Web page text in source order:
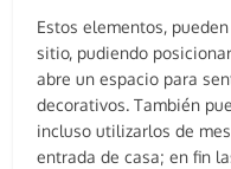
Estos elementos,
sitio, pudiendo
abre un espacio para
decorativos. También
incluso utilizarlos de
entrada de casa; en fin